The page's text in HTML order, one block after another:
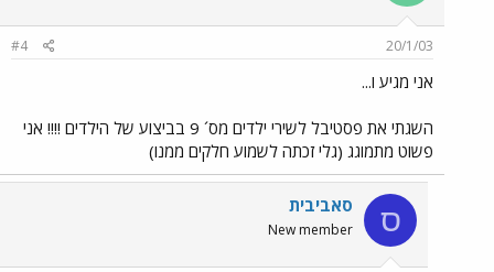
20/1/03
#4
אני מגיע ו...
השגתי את פסטיבל לשירי ילדים מס´ 9 בביצוע של הילדים !!!! אני
פשוט מתמוגג (גלי זכתה לשמוע חלקים ממנו)
ס סאביבית
New member